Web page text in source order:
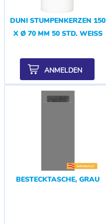
DUNI STUMPENKERZEN 150
X Ø 70 MM 50 STD. WEISS
ANMELDEN
BESTECKTASCHE, GRAU